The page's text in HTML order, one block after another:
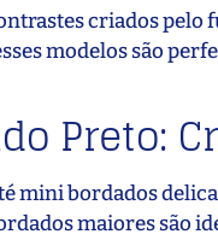
criados pelo
modelos são
Preto:
mini bordados
maiores são